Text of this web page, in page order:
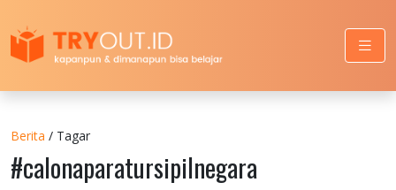
Berita / Tagar
#calonaparatursipilnegara